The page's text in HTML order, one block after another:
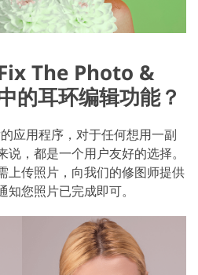
The Photo &
的耳环编辑功能？
应用程序，对于任何想用一副
，都是一个用户友好的选择。
上传照片，向我们的修图师提供
您照片已完成即可。